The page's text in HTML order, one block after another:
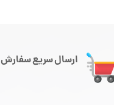
ارسال سریع سفارش